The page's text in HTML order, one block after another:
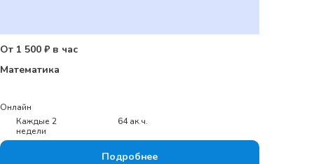
Подробнее
64 ак.ч.
Каждые 2
недели
Онлайн
От 1 500 ₽ в час
Математика